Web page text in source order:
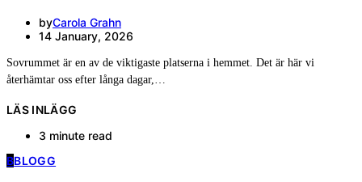
byCarola Grahn
14 January, 2026
Sovrummet är en av de viktigaste platserna i hemmet. Det är här vi
återhämtar oss efter långa dagar,…
LÄS INLÄGG
3 minute read
BBLOGG